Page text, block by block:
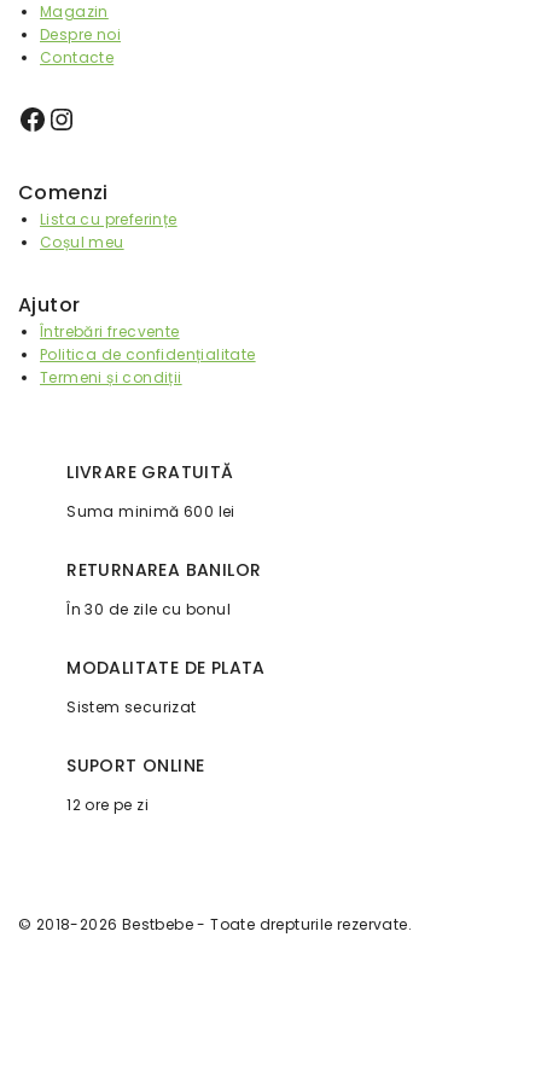
Magazin
Despre noi
Contacte
Comenzi
Lista cu preferințe
Coșul meu
Ajutor
Întrebări frecvente
Politica de confidențialitate
Termeni și condiții
LIVRARE GRATUITĂ
Suma minimă 600 lei
RETURNAREA BANILOR
În 30 de zile cu bonul
MODALITATE DE PLATA
Sistem securizat
SUPORT ONLINE
12 ore pe zi
© 2018-2026 Bestbebe - Toate drepturile rezervate.